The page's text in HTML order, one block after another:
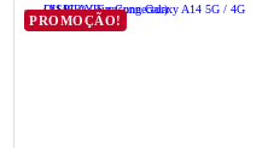
PROMOÇÃO!